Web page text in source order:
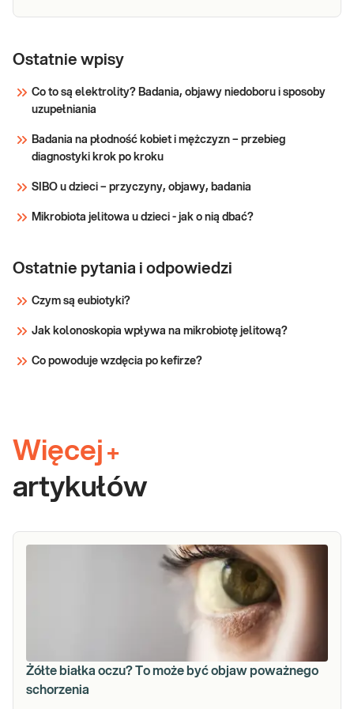
(bad.
badaniem laboratoryjnym mającym na celu
ropną i ustalenie celowanej
Ostatnie wpisy
Co to są elektrolity? Badania, objawy niedoboru i sposoby
uzupełniania
Badania na płodność kobiet i mężczyzn – przebieg
diagnostyki krok po kroku
SIBO u dzieci – przyczyny, objawy, badania
Mikrobiota jelitowa u dzieci - jak o nią dbać?
Ostatnie pytania i odpowiedzi
Czym są eubiotyki?
Jak kolonoskopia wpływa na mikrobiotę jelitową?
Co powoduje wzdęcia po kefirze?
Więcej +
artykułów
Żółte białka oczu? To może być objaw poważnego
schorzenia